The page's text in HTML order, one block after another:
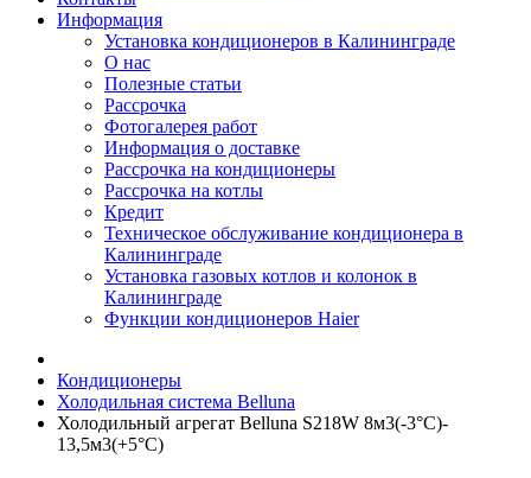
Информация
Установка кондиционеров в Калининграде
О нас
Полезные статьи
Рассрочка
Фотогалерея работ
Информация о доставке
Рассрочка на кондиционеры
Рассрочка на котлы
Кредит
Техническое обслуживание кондиционера в
Калининграде
Установка газовых котлов и колонок в
Калининграде
Функции кондиционеров Haier
Кондиционеры
Холодильная система Belluna
Холодильный агрегат Belluna S218W 8м3(-3°C)-
13,5м3(+5°C)